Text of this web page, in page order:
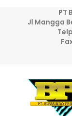
PT
Jl Mangga